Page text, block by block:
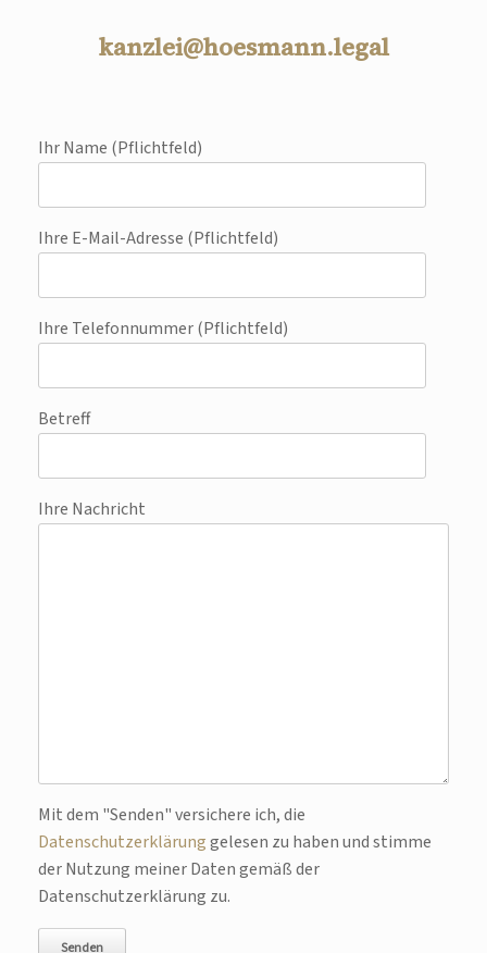
kanzlei@hoesmann.legal
Ihr Name (Pflichtfeld)
Ihre E-Mail-Adresse (Pflichtfeld)
Ihre Telefonnummer (Pflichtfeld)
Betreff
Ihre Nachricht
Bitte lasse dieses Feld leer.
Mit dem "Senden" versichere ich, die
Datenschutzerklärunggelesen zu haben und stimme
der Nutzung meiner Daten gemäß der
Datenschutzerklärung zu.